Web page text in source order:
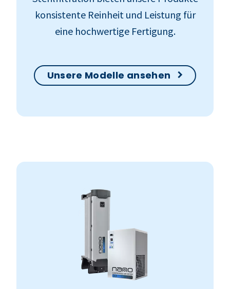
konsistente Reinheit und Leistung für
eine hochwertige Fertigung.
Unsere Modelle ansehen